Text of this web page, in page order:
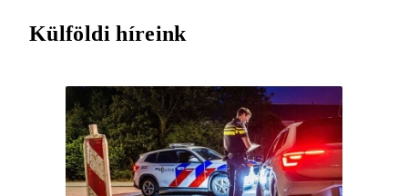
Külföldi híreink